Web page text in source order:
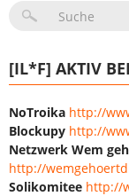
[IL*F] AKTIV
NoTroika http://
Blockupy http://
Netzwerk Wem
http://
Solikomitee http://